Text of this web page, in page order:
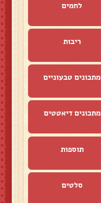
לחמים
ריבות
מתכונים טבעוניים
מתכונים דיאטטים
תוספות
סלטים